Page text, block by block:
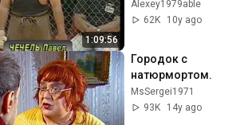
1:09:56
Евразии по
боевым
июля 1995г.
Alexey1979able
62K
10y ago
Городок с
натюрмортом.
MsSergei1971
93K
14y ago